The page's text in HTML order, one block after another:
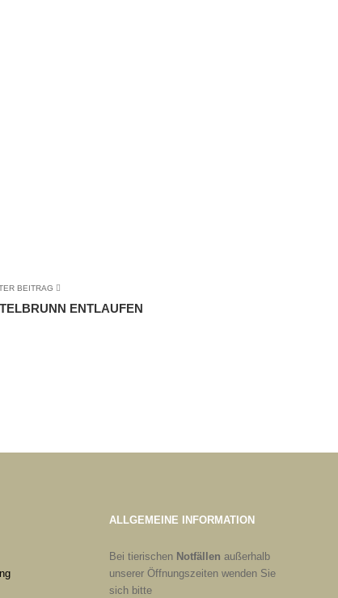
BEITRAG
ENTLAUFEN
ALLGEMEINE INFORMATION
Bei tierischen Notfällen außerhalb
unserer Öffnungszeiten wenden Sie
sich bitte